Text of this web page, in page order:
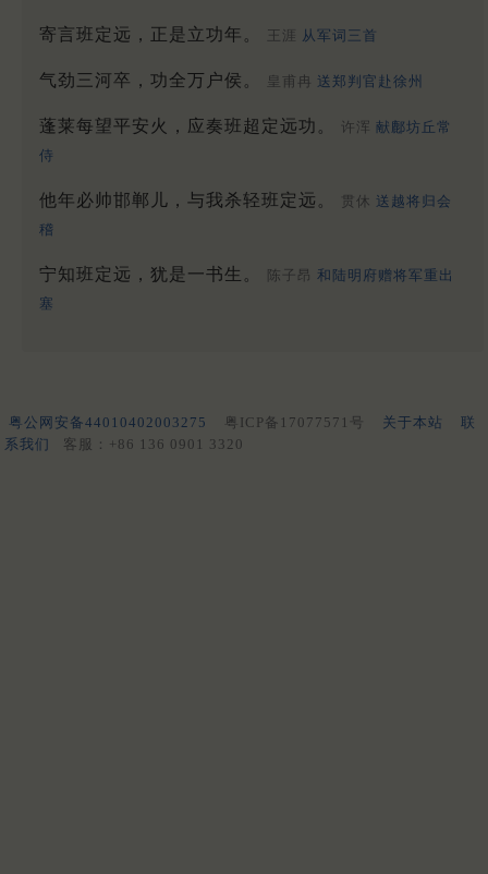
寄言班定远，正是立功年。 王涯 从军词三首
气劲三河卒，功全万户侯。 皇甫冉 送郑判官赴徐州
蓬莱每望平安火，应奏班超定远功。 许浑 献鄜坊丘常
侍
他年必帅邯郸儿，与我杀轻班定远。 贯休 送越将归会
稽
宁知班定远，犹是一书生。 陈子昂 和陆明府赠将军重出
塞
粤公网安备44010402003275 粤ICP备17077571号 关于本站
联
系我们
客服：+86 136 0901 3320